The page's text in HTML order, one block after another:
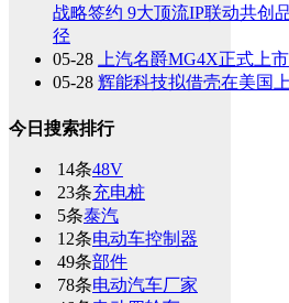
战略签约 9大顶流IP联动共创
径
05-28
上汽名爵MG4X正式上市
05-28 辉能科技拟借壳在美国
今日搜索排行
14条48V
23条充电桩
5条泰汽
12条电动车控制器
49条部件
78条电动汽车厂家